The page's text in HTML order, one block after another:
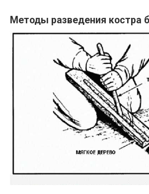
Методы разведения костра